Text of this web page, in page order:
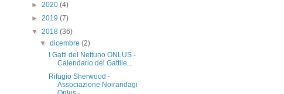
► 2020 (4)
► 2019 (7)
▼ 2018 (36)
▼dicembre(2)
I Gatti del Nettuno ONLUS -
Calendario del Gattile...
Rifugio Sherwood -
Associazione Noirandagi